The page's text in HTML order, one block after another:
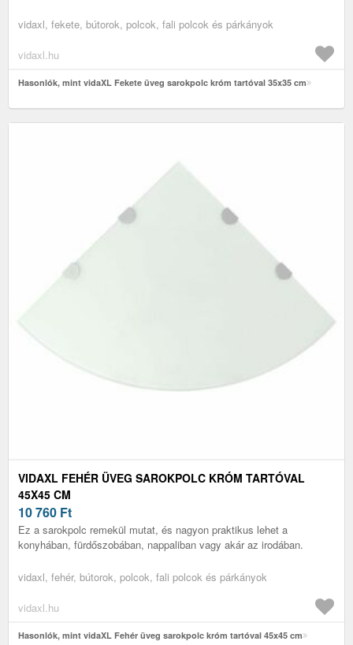
vidaxl, fekete, bútorok, polcok, fali polcok és párkányok
vidaxl.hu
Hasonlók, mint vidaXL Fekete üveg sarokpolc króm tartóval 35x35 cm
VIDAXL FEHÉR ÜVEG SAROKPOLC KRÓM TARTÓVAL
45X45 CM
10 760 Ft
Ez a sarokpolc remekül mutat, és nagyon praktikus lehet a
konyhában, fürdőszobában, nappaliban vagy akár az irodában.
vidaxl, fehér, bútorok, polcok, fali polcok és párkányok
vidaxl.hu
Hasonlók, mint vidaXL Fehér üveg sarokpolc króm tartóval 45x45 cm